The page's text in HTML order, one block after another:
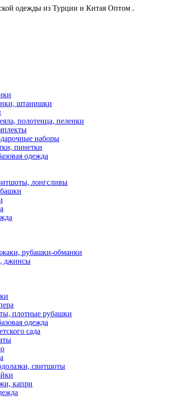
одежды из Турции и Китая Оптом .
штанишки
полотенца, пеленки
наборы
пинетки
одежда
лонгсливы
рубашки-обманки
джинсы
плотные рубашки
одежда
сада
свитшоты
капри